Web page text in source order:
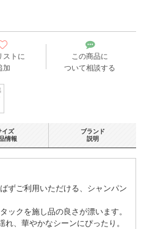
ストに
加
この商品に
ついて相談する
ずご利用いただける、シャンパン
ックを施し品の良さが漂います。
、華やかなシーンにぴったり。
イズ
情報
ブランド
説明